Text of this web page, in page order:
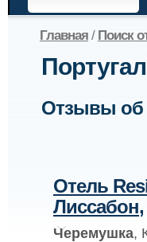
Главная / Поиск
Отзывы об
Отель
Лиссабон,
Черемушка,